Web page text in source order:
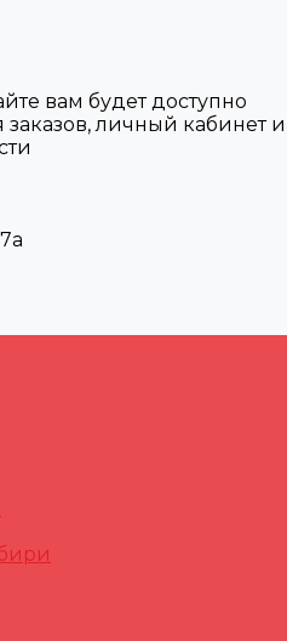
вам будет доступно
личный кабинет и